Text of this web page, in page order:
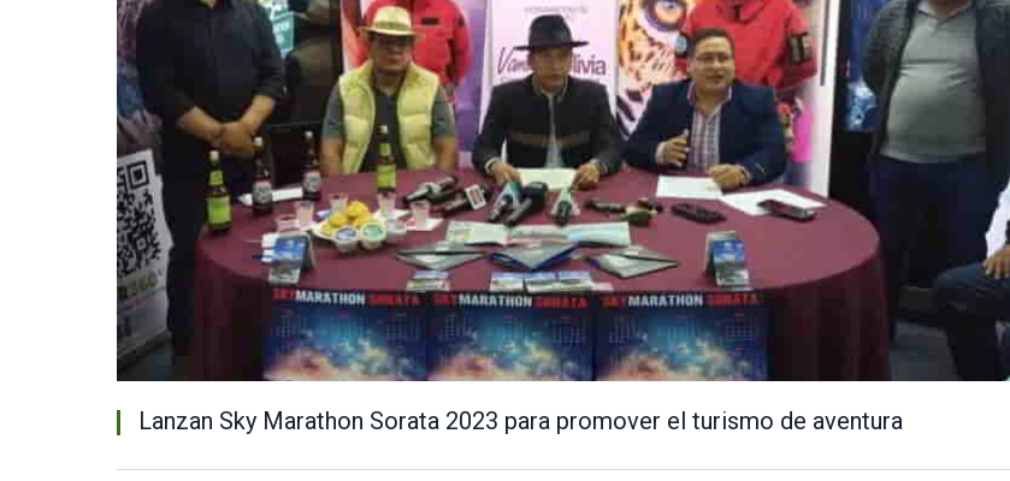
Lanzan Sky Marathon Sorata 2023 para promover el turismo de aventura